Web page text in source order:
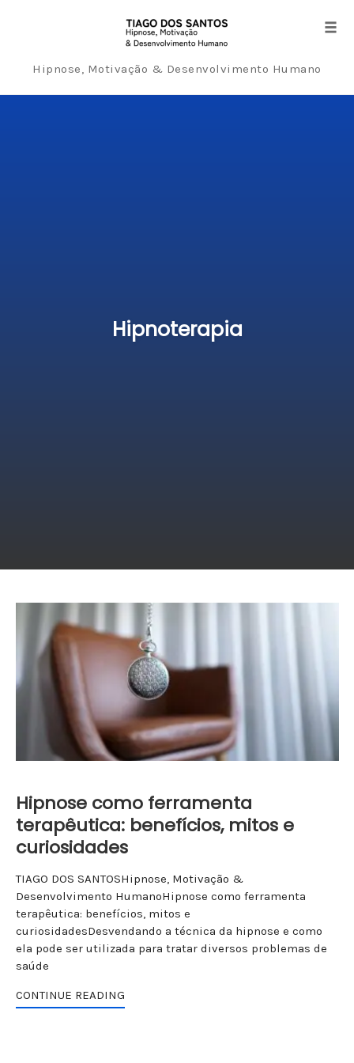
Hipnose, Motivação & Desenvolvimento Humano
Hipnoterapia
Hipnose como ferramenta
terapêutica: benefícios, mitos e
curiosidades
TIAGO DOS SANTOSHipnose, Motivação &
Desenvolvimento HumanoHipnose como ferramenta
terapêutica: benefícios, mitos e
curiosidadesDesvendando a técnica da hipnose e como
ela pode ser utilizada para tratar diversos problemas de
saúde
CONTINUE READING